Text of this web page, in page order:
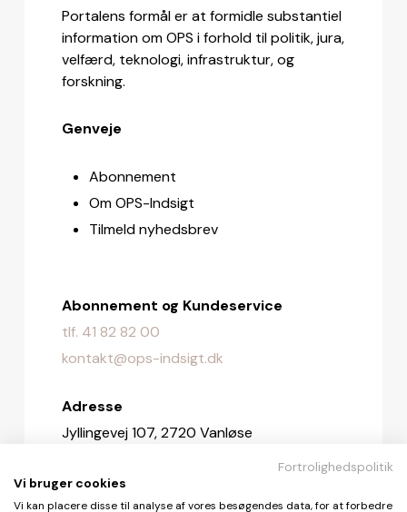
Portalens formål er at formidle substantiel
information om OPS i forhold til politik, jura,
velfærd, teknologi, infrastruktur, og
forskning.
Genveje
Abonnement
Om OPS-Indsigt
Tilmeld nyhedsbrev
Abonnement og Kundeservice
tlf. 41 82 82 00
kontakt@ops-indsigt.dk
Adresse
Jyllingevej 107, 2720 Vanløse
Redaktionen
redaktionen@ops-indsigt.dk
Fortrolighedspolitik
Vi bruger cookies
Vi kan placere disse til analyse af vores besøgendes data, for at forbedre